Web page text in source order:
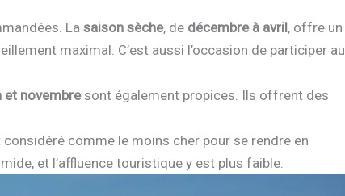
Lasaison sèche, de décembre à avril, offre un
maximal. C’est aussi l’occasion de participer au
et novembresont également propices. Ils offrent des
comme le moins cher pour se rendre en
et l’affluence touristique y est plus faible.